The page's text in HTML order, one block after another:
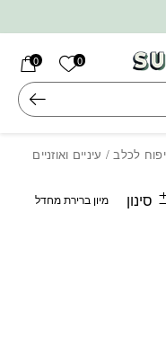
0 הרשימה
0
לכלב/ עיניים ואוזניים
סינון